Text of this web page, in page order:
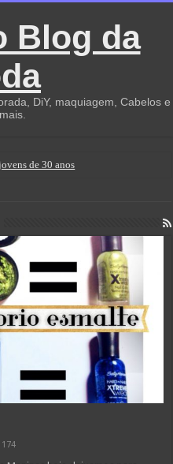
Blog da
DiY, maquiagem, Cabelos e
de 30 anos
174